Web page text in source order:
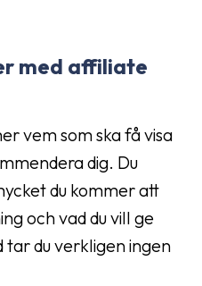
med affiliate
vem som ska få visa
dig. Du
du kommer att
och vad du vill ge
du verkligen ingen